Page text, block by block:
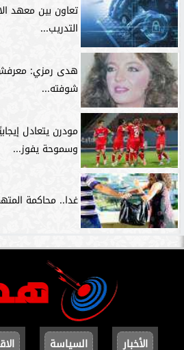
تعاون بين معهد
التدريب...
هدى رمزي:
شوفته...
مودرن يتعادل
وسموحة يفوز...
غدا.. محاكمة
الأخبار السياسة